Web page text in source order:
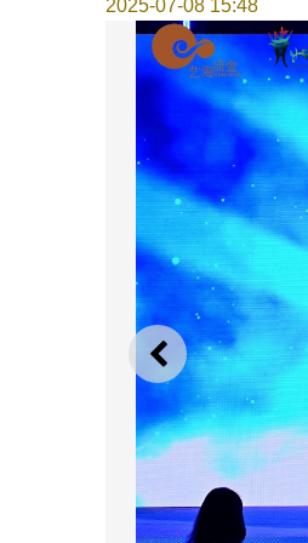
2025-07-08 15:48
上一則